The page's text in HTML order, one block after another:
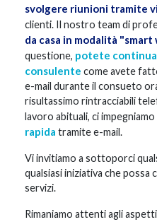
svolgere riunioni tramite
clienti. Il nostro team di
da casa in modalità
questione, potete
consulente come avete
e-mail durante il consueto
risultassimo rintracciabili
lavoro abituali, ci
rapida tramite e-mail.
Vi invitiamo a sottoporci
qualsiasi iniziativa che
servizi.
Rimaniamo attenti agli